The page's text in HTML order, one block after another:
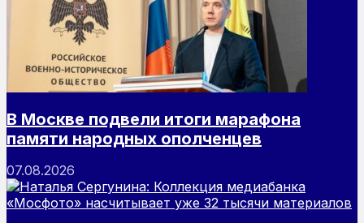
В Москве подвели итоги марафона
памяти народных ополченцев
07.08.2026